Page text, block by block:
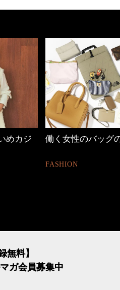
めカジ
働く女性のバッグ
FASHION
無料】
ガ会員募集中